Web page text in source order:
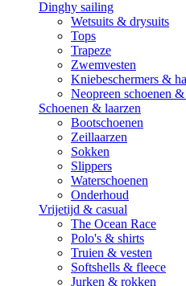
Dinghy sailing
Wetsuits & drysuits
Tops
Trapeze
Zwemvesten
Kniebeschermers &
Neopreen schoenen &
Schoenen & laarzen
Bootschoenen
Zeillaarzen
Sokken
Slippers
Waterschoenen
Onderhoud
Vrijetijd & casual
The Ocean Race
Polo's & shirts
Truien & vesten
Softshells & fleece
Jurken & rokken